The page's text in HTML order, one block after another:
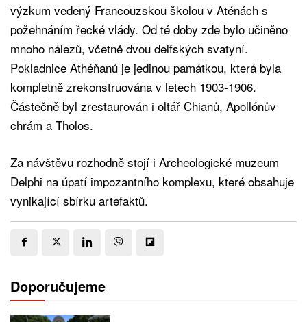
výzkum vedený Francouzskou školou v Aténách s
požehnáním řecké vlády. Od té doby zde bylo učiněno
mnoho nálezů, včetně dvou delfských svatyní.
Pokladnice Athéňanů je jedinou památkou, která byla
kompletně zrekonstruována v letech 1903-1906.
Částečně byl zrestaurován i oltář Chianů, Apollónův
chrám a Tholos.
Za návštěvu rozhodně stojí i Archeologické muzeum
Delphi na úpatí impozantního komplexu, které obsahuje
vynikající sbírku artefaktů.
Doporučujeme